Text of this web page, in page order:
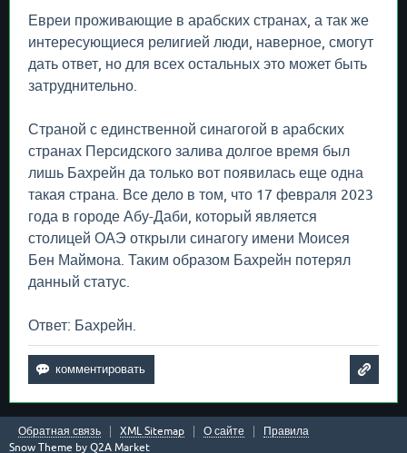
Евреи проживающие в арабских странах, а так же
интересующиеся религией люди, наверное, смогут
дать ответ, но для всех остальных это может быть
затруднительно.
Страной с единственной синагогой в арабских
странах Персидского залива долгое время был
лишь Бахрейн да только вот появилась еще одна
такая страна. Все дело в том, что 17 февраля 2023
года в городе Абу-Даби, который является
столицей ОАЭ открыли синагогу имени Моисея
Бен Маймона. Таким образом Бахрейн потерял
данный статус.
Ответ: Бахрейн.
Обратная связь XML Sitemap О сайте
Правила
Snow Theme by Q2A Market